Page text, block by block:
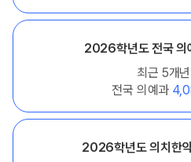
2026학년도 전국 의
최근 5개
전국 의예과
2026학년도 의치한